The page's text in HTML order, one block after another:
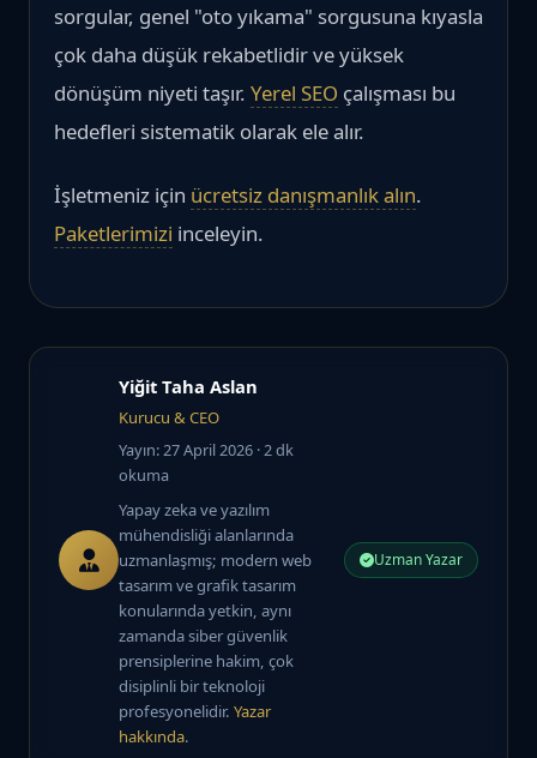
sorgular, genel "oto yıkama" sorgusuna kıyasla
çok daha düşük rekabetlidir ve yüksek
dönüşüm niyeti taşır. Yerel SEO çalışması bu
hedefleri sistematik olarak ele alır.
İşletmeniz için ücretsiz danışmanlık alın.
Paketlerimizi inceleyin.
Yiğit Taha Aslan
Kurucu & CEO
Yayın: 27 April 2026 · 2 dk
okuma
Yapay zeka ve yazılım
mühendisliği alanlarında
uzmanlaşmış; modern web
tasarım ve grafik tasarım
konularında yetkin, aynı
zamanda siber güvenlik
prensiplerine hakim, çok
disiplinli bir teknoloji
profesyonelidir. Yazar
hakkında.
Uzman Yazar